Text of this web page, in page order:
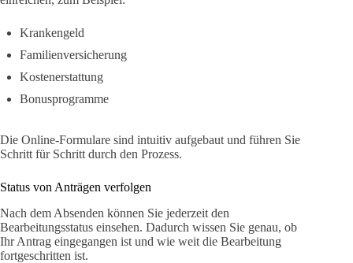
Krankengeld
Familienversicherung
Kostenerstattung
Bonusprogramme
Die Online-Formulare sind intuitiv aufgebaut und führen Sie
Schritt für Schritt durch den Prozess.
Status von Anträgen verfolgen
Nach dem Absenden können Sie jederzeit den
Bearbeitungsstatus einsehen. Dadurch wissen Sie genau, ob
Ihr Antrag eingegangen ist und wie weit die Bearbeitung
fortgeschritten ist.